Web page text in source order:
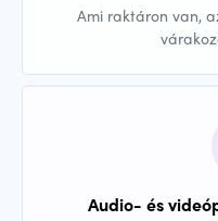
Ami raktáron van,
Audio- és